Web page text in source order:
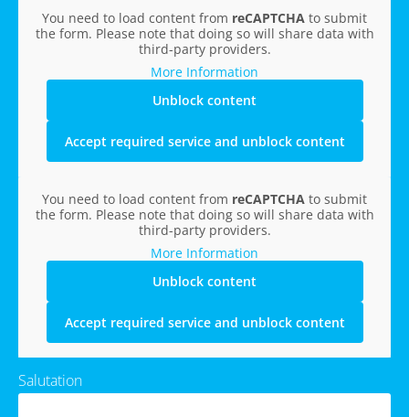
You need to load content from reCAPTCHA to submit
the form. Please note that doing so will share data with
third-party providers.
More Information
Unblock content
Accept required service and unblock content
You need to load content from reCAPTCHA to submit
the form. Please note that doing so will share data with
third-party providers.
More Information
Unblock content
Accept required service and unblock content
Salutation